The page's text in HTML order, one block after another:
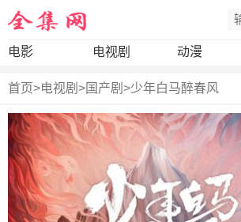
电影 电视剧 动漫
首页>电视剧 >国产剧 >少年白马醉春风